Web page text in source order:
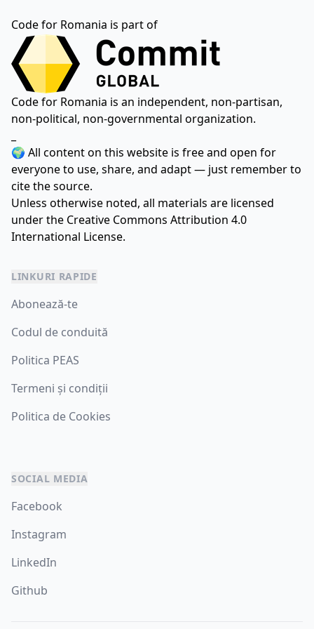
Code for Romania is part of
Code for Romania is an independent, non-partisan,
non-political, non-governmental organization.
🌍 All content on this website is free and open for
everyone to use, share, and adapt — just remember to
cite the source.
Unless otherwise noted, all materials are licensed
under the Creative Commons Attribution 4.0
International License.
LINKURI RAPIDE
Abonează-te
Codul de conduită
Politica PEAS
Termeni și condiții
Politica de Cookies
SOCIAL MEDIA
Facebook
Instagram
LinkedIn
Github